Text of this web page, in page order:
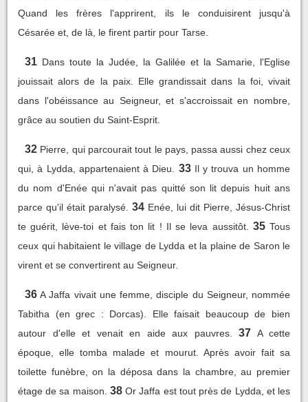
Quand les frères l'apprirent, ils le conduisirent jusqu'à
Césarée et, de là, le firent partir pour Tarse.
31 Dans toute la Judée, la Galilée et la Samarie, l'Eglise
jouissait alors de la paix. Elle grandissait dans la foi, vivait
dans l'obéissance au Seigneur, et s'accroissait en nombre,
grâce au soutien du Saint-Esprit.
32 Pierre, qui parcourait tout le pays, passa aussi chez ceux
qui, à Lydda, appartenaient à Dieu.
33 Il y trouva un homme
du nom d'Enée qui n'avait pas quitté son lit depuis huit ans
parce qu'il était paralysé. 34 Enée, lui dit Pierre, Jésus-Christ
te guérit, lève-toi et fais ton lit ! Il se leva aussitôt.
35 Tous
ceux qui habitaient le village de Lydda et la plaine de Saron le
virent et se convertirent au Seigneur.
36 A Jaffa vivait une femme, disciple du Seigneur, nommée
Tabitha (en grec : Dorcas). Elle faisait beaucoup de bien
autour d'elle et venait en aide aux pauvres.
37 A cette
époque, elle tomba malade et mourut. Après avoir fait sa
toilette funèbre, on la déposa dans la chambre, au premier
étage de sa maison. 38 Or Jaffa est tout près de Lydda, et les